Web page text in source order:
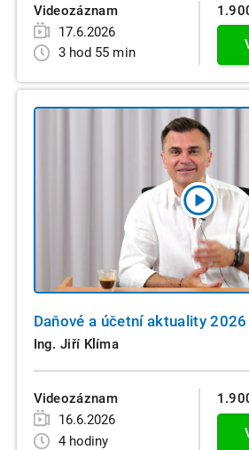
Videozáznam
17.6.2026
3 hod 55 min
Daňové a účetní aktuality 2026
Ing. Jiří Klíma
Videozáznam
16.6.2026
4 hodiny